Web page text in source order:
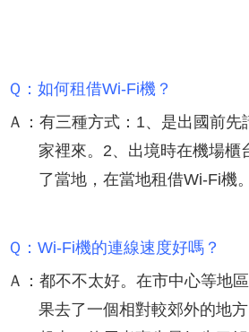
Ｑ：如何租借Wi-Fi機？
Ａ：有三種方式：1、是出國前先
家裡來。2、出境時在機場櫃
了當地，在當地租借Wi-Fi機。
Ｑ：Wi-Fi機的連線速度好嗎？
Ａ：都不不太好。在市中心等地
果去了一個相對較郊外的地